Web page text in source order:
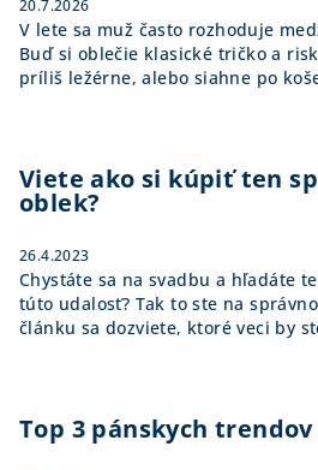
20.7.2026
V lete sa muž často rozhoduje
Buď si oblečie klasické tričko a
príliš ležérne, alebo siahne po
Viete ako si kúpiť ten
oblek?
26.4.2023
Chystáte sa na svadbu a hľadáte
túto udalosť? Tak to ste na
článku sa dozviete, ktoré veci by
Top 3 pánskych trendov